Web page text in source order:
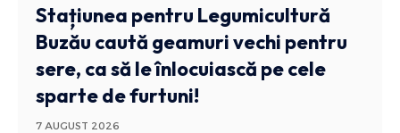
Stațiunea pentru Legumicultură
Buzău caută geamuri vechi pentru
sere, ca să le înlocuiască pe cele
sparte de furtuni!
7 AUGUST 2026